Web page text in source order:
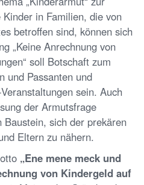
in Familien, die von
betroffen sind, können sich
„Keine Anrechnung von
soll Botschaft zum
und Passanten und
sein. Auch
der Armutsfrage
sich der prekären
Eltern zu nähern.
„Ene mene meck und
von Kindergeld auf